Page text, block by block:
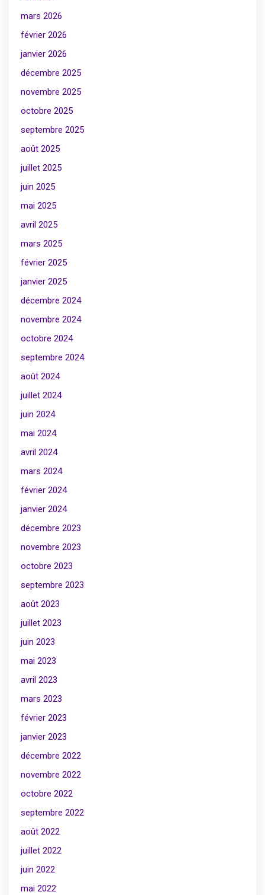
mars 2026
février 2026
janvier 2026
décembre 2025
novembre 2025
octobre 2025
septembre 2025
août 2025
juillet 2025
juin 2025
mai 2025
avril 2025
mars 2025
février 2025
janvier 2025
décembre 2024
novembre 2024
octobre 2024
septembre 2024
août 2024
juillet 2024
juin 2024
mai 2024
avril 2024
mars 2024
février 2024
janvier 2024
décembre 2023
novembre 2023
octobre 2023
septembre 2023
août 2023
juillet 2023
juin 2023
mai 2023
avril 2023
mars 2023
février 2023
janvier 2023
décembre 2022
novembre 2022
octobre 2022
septembre 2022
août 2022
juillet 2022
juin 2022
mai 2022